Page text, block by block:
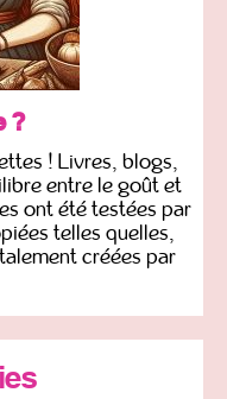
?
! Livres, blogs,
entre le goût et
ont été testées par
telles quelles,
créées par